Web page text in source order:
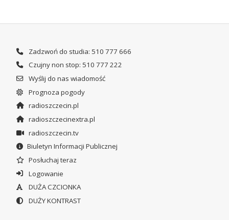
Zadzwoń do studia: 510 777 666
Czujny non stop: 510 777 222
Wyślij do nas wiadomość
Prognoza pogody
radioszczecin.pl
radioszczecinextra.pl
radioszczecin.tv
Biuletyn Informacji Publicznej
Posłuchaj teraz
Logowanie
DUŻA CZCIONKA
DUŻY KONTRAST